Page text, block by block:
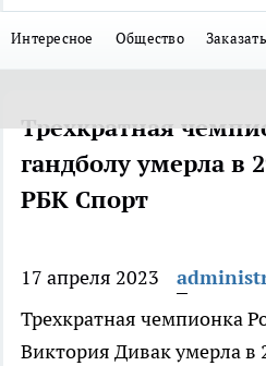
Интересное Общество
Трехкратная
гандболу умерла в
РБК Спорт
17 апреля 2023
Трехкратная чемпионка
Виктория Дивак умерла в